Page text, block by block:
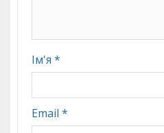
Ім'я *
Email *